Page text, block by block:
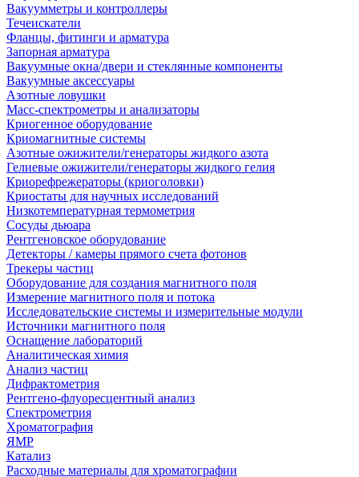
Вакуумметры и контроллеры
Течеискатели
Фланцы, фитинги и арматура
Запорная арматура
Вакуумные окна/двери и стеклянные компоненты
Вакуумные аксессуары
Азотные ловушки
Масс-спектрометры и анализаторы
Криогенное оборудование
Криомагнитные системы
Азотные ожижители/генераторы жидкого азота
Гелиевые ожижители/генераторы жидкого гелия
Криорефрежераторы (криоголовки)
Криостаты для научных исследований
Низкотемпературная термометрия
Сосуды дьюара
Рентгеновское оборудование
Детекторы / камеры прямого счета фотонов
Трекеры частиц
Оборудование для создания магнитного поля
Измерение магнитного поля и потока
Исследовательские системы и измерительные модули
Источники магнитного поля
Оснащение лабораторий
Аналитическая химия
Анализ частиц
Дифрактометрия
Рентгено-флуоресцентный анализ
Спектрометрия
Хроматография
ЯМР
Катализ
Расходные материалы для хроматографии